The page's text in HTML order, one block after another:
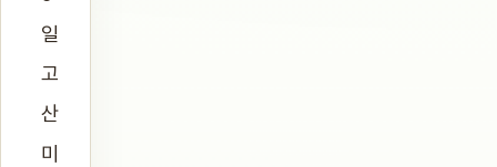
일
고
산
미